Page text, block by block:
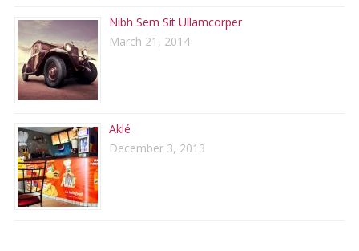
Nibh Sem Sit Ullamcorper
March 21, 2014
Aklé
December 3, 2013